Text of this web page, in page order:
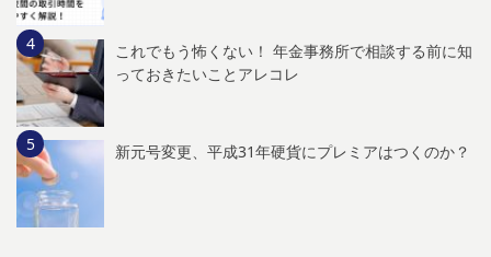
これでもう怖くない！ 年金事務所で相談する前に知
っておきたいことアレコレ
新元号変更、平成31年硬貨にプレミアはつくのか？